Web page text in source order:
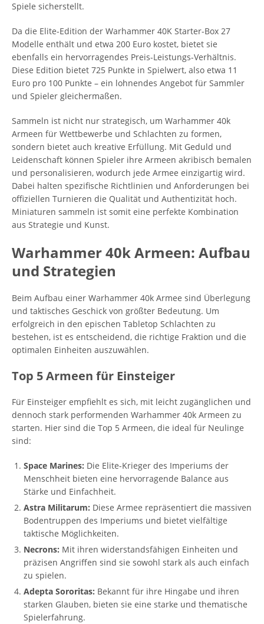
Spiele sicherstellt.
Da die Elite-Edition der Warhammer 40K Starter-Box 27
Modelle enthält und etwa 200 Euro kostet, bietet sie
ebenfalls ein hervorragendes Preis-Leistungs-Verhältnis.
Diese Edition bietet 725 Punkte in Spielwert, also etwa 11
Euro pro 100 Punkte – ein lohnendes Angebot für Sammler
und Spieler gleichermaßen.
Sammeln ist nicht nur strategisch, um Warhammer 40k
Armeen für Wettbewerbe und Schlachten zu formen,
sondern bietet auch kreative Erfüllung. Mit Geduld und
Leidenschaft können Spieler ihre Armeen akribisch bemalen
und personalisieren, wodurch jede Armee einzigartig wird.
Dabei halten spezifische Richtlinien und Anforderungen bei
offiziellen Turnieren die Qualität und Authentizität hoch.
Miniaturen sammeln ist somit eine perfekte Kombination
aus Strategie und Kunst.
Warhammer 40k Armeen: Aufbau
und Strategien
Beim Aufbau einer Warhammer 40k Armee sind Überlegung
und taktisches Geschick von größter Bedeutung. Um
erfolgreich in den epischen Tabletop Schlachten zu
bestehen, ist es entscheidend, die richtige Fraktion und die
optimalen Einheiten auszuwählen.
Top 5 Armeen für Einsteiger
Für Einsteiger empfiehlt es sich, mit leicht zugänglichen und
dennoch stark performenden Warhammer 40k Armeen zu
starten. Hier sind die Top 5 Armeen, die ideal für Neulinge
sind:
Space Marines: Die Elite-Krieger des Imperiums der
Menschheit bieten eine hervorragende Balance aus
Stärke und Einfachheit.
Astra Militarum: Diese Armee repräsentiert die massiven
Bodentruppen des Imperiums und bietet vielfältige
taktische Möglichkeiten.
Necrons: Mit ihren widerstandsfähigen Einheiten und
präzisen Angriffen sind sie sowohl stark als auch einfach
zu spielen.
Adepta Sororitas: Bekannt für ihre Hingabe und ihren
starken Glauben, bieten sie eine starke und thematische
Spielerfahrung.